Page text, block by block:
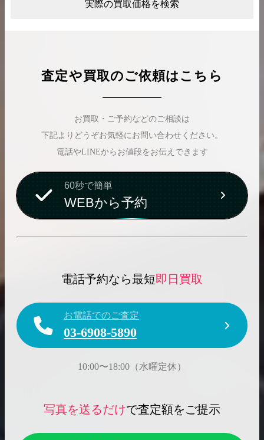
実際の買取価格を検索
査定や買取のご依頼はこちら
お買取・ご予約などのご相談は
下記よりどうぞお気軽にお問い合わせください。
電話やLINEからお値段をお伝えできます
60秒で簡単
WEBから予約
電話予約なら最短即日買取
お電話でのご査定
03-6908-5890
10:00〜18:00（水曜定休）
写真を送るだけで査定額をご提示